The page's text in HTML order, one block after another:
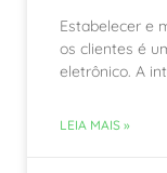
Estabelecer e
os clientes é
eletrônico. A
LEIA MAIS »